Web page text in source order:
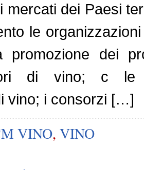
dei Paesi
le
dei
di vino; c le
vino; i consorzi […]
VINO, VINO